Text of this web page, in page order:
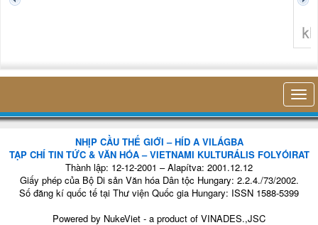
NHỊP CẦU THẾ GIỚI – HÍD A VILÁGBA
TẠP CHÍ TIN TỨC & VĂN HÓA – VIETNAMI KULTURÁLIS FOLYÓIRAT
Thành lập: 12-12-2001 – Alapítva: 2001.12.12
Giấy phép của Bộ Di sản Văn hóa Dân tộc Hungary: 2.2.4./73/2002.
Số đăng kí quốc tế tại Thư viện Quốc gia Hungary: ISSN 1588-5399
Powered by NukeViet - a product of VINADES.,JSC